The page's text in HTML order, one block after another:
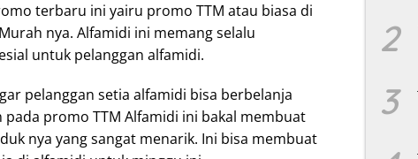
terbaru ini yairu promo TTM atau biasa di
nya. Alfamidi ini memang selalu
untuk pelanggan alfamidi.
pelanggan setia alfamidi bisa berbelanja
promo TTM Alfamidi ini bakal membuat
nya yang sangat menarik. Ini bisa membuat
2
3